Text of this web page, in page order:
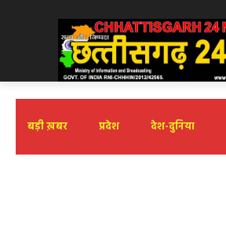
बड़ी ख़बर प्रदेश देश-दुनिया